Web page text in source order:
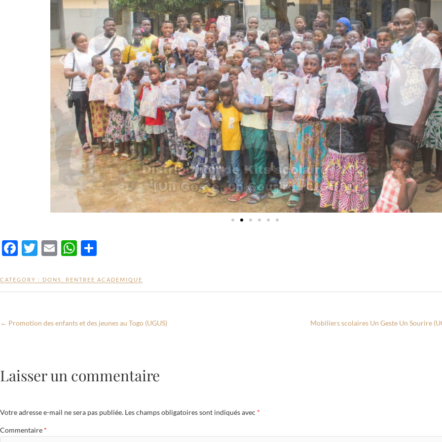
F
e
b
o
T
itt
er
E
ail
W
at
s
p
ta
g
CATEGORY : DONS RENTREE ACADEMIQUE
← Promotion des enfants et des jeunes au Togo (UGUS) Mobiliers scolaires Un Geste Un Sourire
Laisser un commentaire
Votre adresse e-mail ne sera pas publiée. Les champs obligatoires sont indiqués avec *
Commentaire *